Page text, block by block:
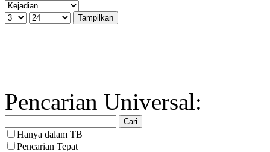
Pencarian Universal:
Hanya dalam TB
Pencarian Tepat